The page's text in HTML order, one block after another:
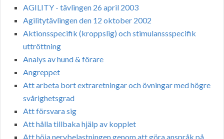
AGILITY - tävlingen 26 april 2003
Agilitytävlingen den 12 oktober 2002
Aktionsspecifik (kroppslig) och stimulanssspecifik
uttröttning
Analys av hund & förare
Angreppet
Att arbeta bort extraretningar och övningar med högre
svårighetsgrad
Att försvara sig
Att hålla tillbaka hjälp av kopplet
Att höja nervbelastningen genom att göra anspråk på